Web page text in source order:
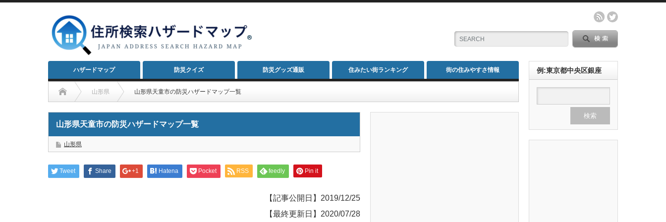
ハザードマップ 防災クイズ 防災グッズ通販 住みたい街ランキング 街の住みやすさ情報
山形県 山形県天童市の防災ハザードマップ一覧
山形県天童市の防災ハザードマップ一覧
山形県
Tweet Share +1 Hatena Pocket RSS feedly Pin it
【記事公開日】2019/12/25
【最終更新日】2020/07/28
例:東京都中央区銀座